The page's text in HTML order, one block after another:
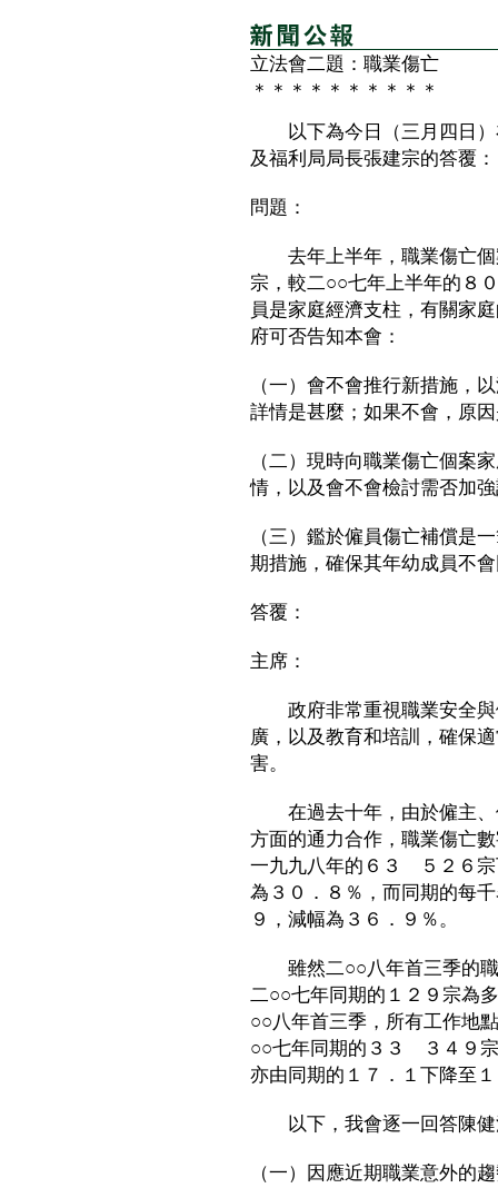
立法會二題：職業傷亡
＊＊＊＊＊＊＊＊＊＊
以下為今日（三月四日）
及福利局局長張建宗的答覆：
問題：
去年上半年，職業傷亡個
宗，較二○○七年上半年的８
員是家庭經濟支柱，有關家
府可否告知本會：
（一）會不會推行新措施，
詳情是甚麼；如果不會，原
（二）現時向職業傷亡個案
情，以及會不會檢討需否加
（三）鑑於僱員傷亡補償是
期措施，確保其年幼成員不
答覆：
主席：
政府非常重視職業安全與
廣，以及教育和培訓，確保
害。
在過去十年，由於僱主、
方面的通力合作，職業傷亡
一九九八年的６３ ５２６
為３０．８％，而同期的每
９，減幅為３６．９％。
雖然二○○八年首三季的職
二○○七年同期的１２９宗為
○○八年首三季，所有工作地
○○七年同期的３３ ３４９
亦由同期的１７．１下降至
以下，我會逐一回答陳健
（一）因應近期職業意外的